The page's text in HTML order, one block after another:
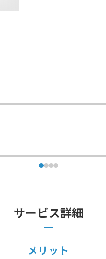
サービス詳細
メリット